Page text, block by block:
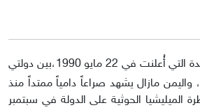
الذكرى الـ 33 للوحدة التي أُعلنت في 22 مايو 1990،بين دولتي
واليمن مازال يشهد صراعاً دامياً ممتداً منذ
الميليشيا الحوثية على الدولة في سبتمبر